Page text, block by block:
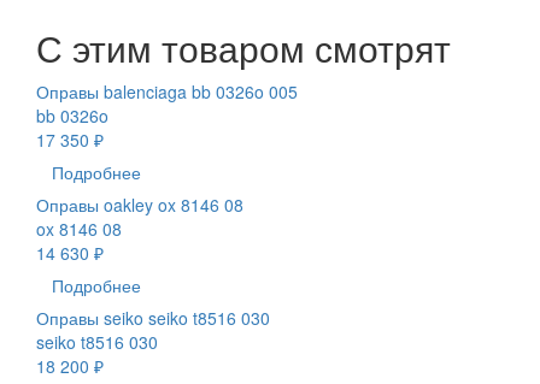
С этим товаром смотрят
Оправы balenciaga bb 0326o 005
bb 0326o
17 350 ₽
Подробнее
Оправы oakley ox 8146 08
ox 8146 08
14 630 ₽
Подробнее
Оправы seiko seiko t8516 030
seiko t8516 030
18 200 ₽